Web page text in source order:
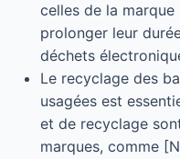
celles de la
prolonger leur
déchets
Le recyclage des
usagées est
et de recyclage
marques, comme